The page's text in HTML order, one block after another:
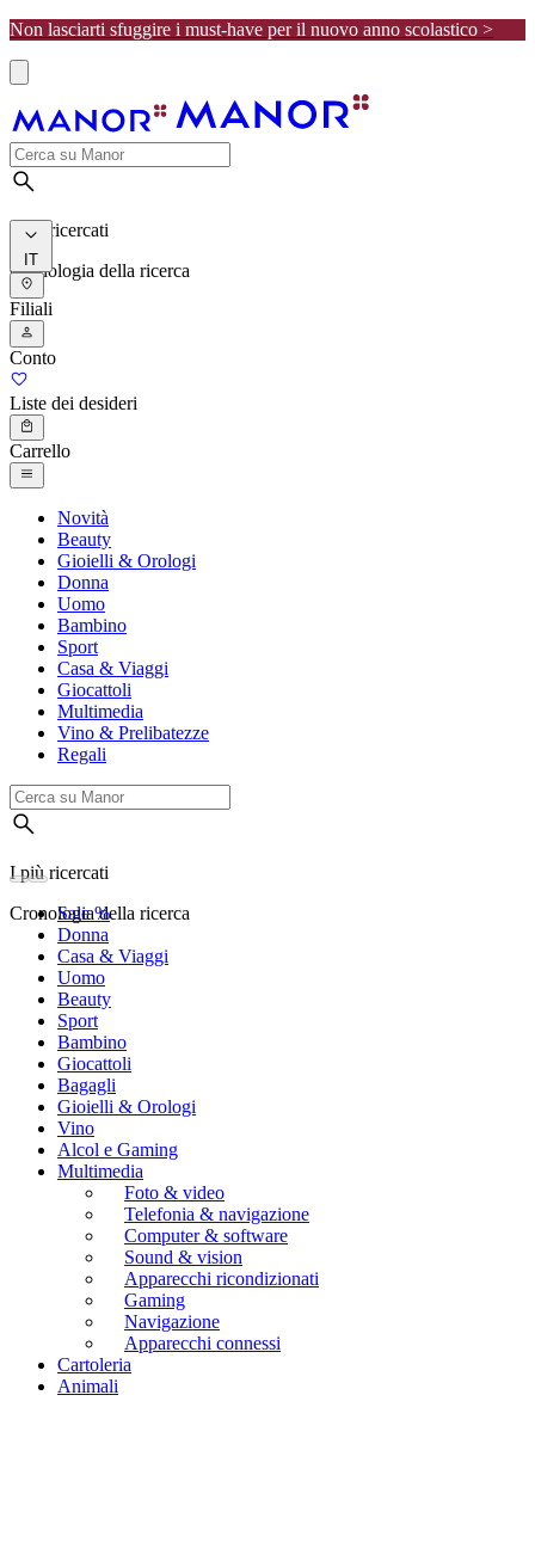
Non lasciarti sfuggire i must-have per il nuovo anno scolastico >
I più ricercati
Cronologia della ricerca
IT
Filiali
Conto
Liste dei desideri
Carrello
Novità
Beauty
Gioielli & Orologi
Donna
Uomo
Bambino
Sport
Casa & Viaggi
Giocattoli
Multimedia
Vino & Prelibatezze
Regali
I più ricercati
Cronologia della ricerca
Sale %
Donna
Casa & Viaggi
Uomo
Beauty
Sport
Bambino
Giocattoli
Bagagli
Gioielli & Orologi
Vino
Alcol e Gaming
Multimedia
Foto & video
Telefonia & navigazione
Computer & software
Sound & vision
Apparecchi ricondizionati
Gaming
Navigazione
Apparecchi connessi
Cartoleria
Animali